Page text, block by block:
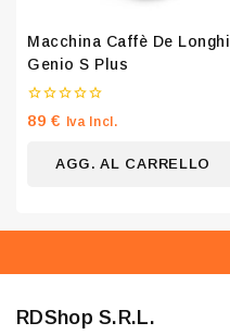
Macchina Caffè De Longhi
Genio S Plus
0
su
89€ Iva Incl.
AGG. AL CARRELLO
RDShop S.R.L.